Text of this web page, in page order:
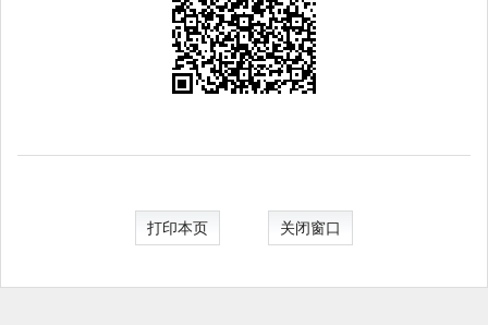
打印本页 关闭窗口